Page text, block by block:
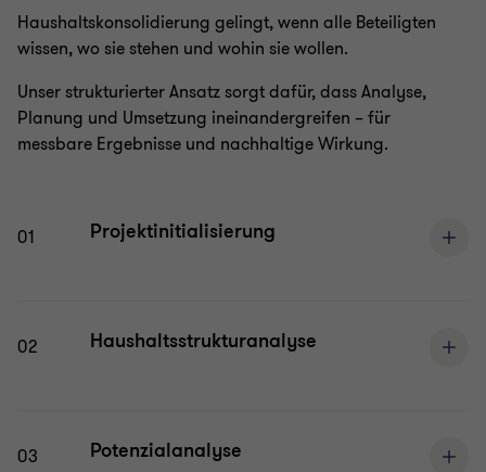
Haushaltskonsolidierung gelingt, wenn alle Beteiligten
wissen, wo sie stehen und wohin sie wollen.
Unser strukturierter Ansatz sorgt dafür, dass Analyse,
Planung und Umsetzung ineinandergreifen – für
messbare Ergebnisse und nachhaltige Wirkung.
01 Projektinitialisierung
02 Haushaltsstrukturanalyse
03 Potenzialanalyse